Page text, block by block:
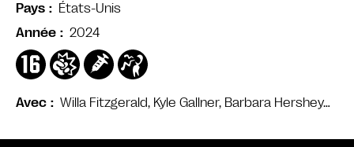
Avec Willa Fitzgerald, Kyle Gallner, Barbara Hershey…
Pays
États-Unis
Année
2024